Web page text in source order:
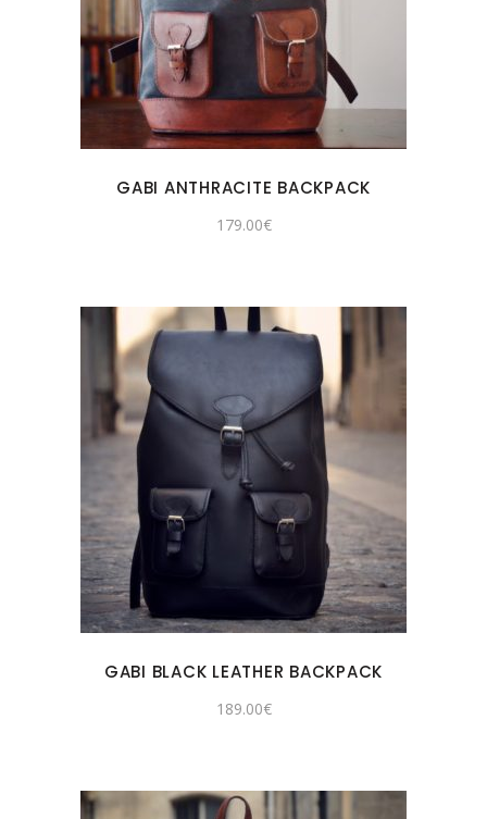
GABI ANTHRACITE BACKPACK
179.00€
GABI BLACK LEATHER BACKPACK
189.00€